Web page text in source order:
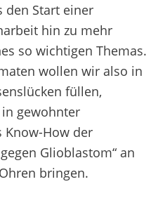
den Start einer
hin zu mehr
so wichtigen Themas.
wollen wir also in
füllen,
gewohnter
Know-How der
Glioblastom“ an
bringen.